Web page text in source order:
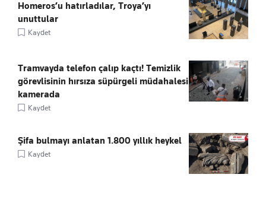
Homeros’u hatırladılar, Troya’yı
unuttular
Kaydet
Tramvayda telefon çalıp kaçtı! Temizlik
görevlisinin hırsıza süpürgeli müdahalesi
kamerada
Kaydet
Şifa bulmayı anlatan 1.800 yıllık heykel
Kaydet